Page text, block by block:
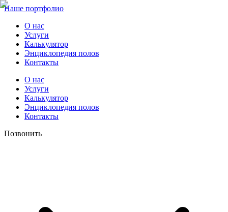
Наше портфолио
О нас
Услуги
Калькулятор
Энциклопедия полов
Контакты
О нас
Услуги
Калькулятор
Энциклопедия полов
Контакты
Позвонить